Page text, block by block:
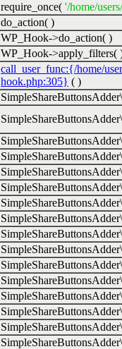
require_once( '/home/
do_action( )
WP_Hook->do_action( )
WP_Hook->apply_filters(
call_user_func:{/home/
hook.php:305} ( )